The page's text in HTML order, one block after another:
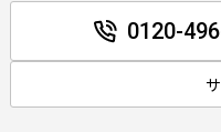
0120-